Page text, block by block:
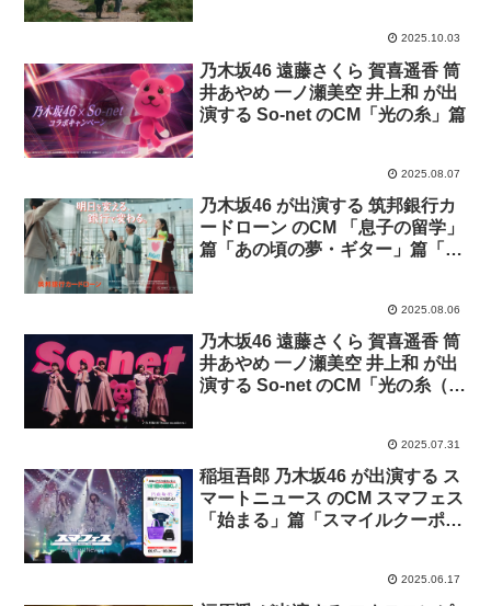
2025.10.03
乃木坂46 遠藤さくら 賀喜遥香 筒
井あやめ 一ノ瀬美空 井上和 が出
演する So-net のCM「光の糸」篇
2025.08.07
乃木坂46 が出演する 筑邦銀行カ
ードローン のCM 「息子の留学」
篇「あの頃の夢・ギター」篇「ロ
2025.08.06
乃木坂46 遠藤さくら 賀喜遥香 筒
井あやめ 一ノ瀬美空 井上和 が出
演する So-net のCM「光の糸（予
2025.07.31
稲垣吾郎 乃木坂46 が出演する ス
マートニュース のCM スマフェス
「始まる」篇「スマイルクーポ
2025.06.17